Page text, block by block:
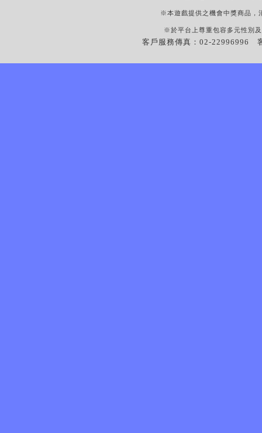
※本遊戲提供之機會中獎商品，
※於平台上尊重包容多元性別
客戶服務傳真：02-22996996